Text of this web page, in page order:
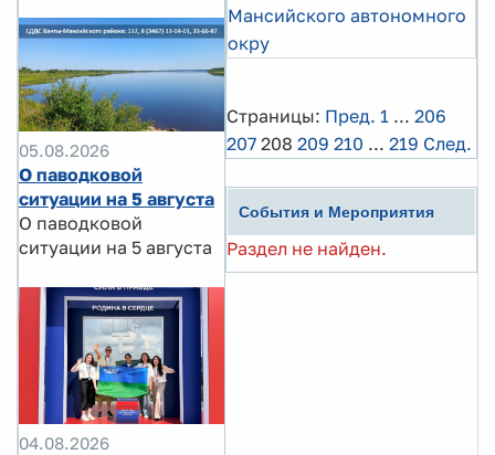
05.08.2026
О паводковой
ситуации на 5 августа
О паводковой
ситуации на 5 августа
04.08.2026
Мансийского автономного
окру
Страницы: Пред. 1 ... 206
207 208 209 210 ... 219 След.
События и Мероприятия
Раздел не найден.